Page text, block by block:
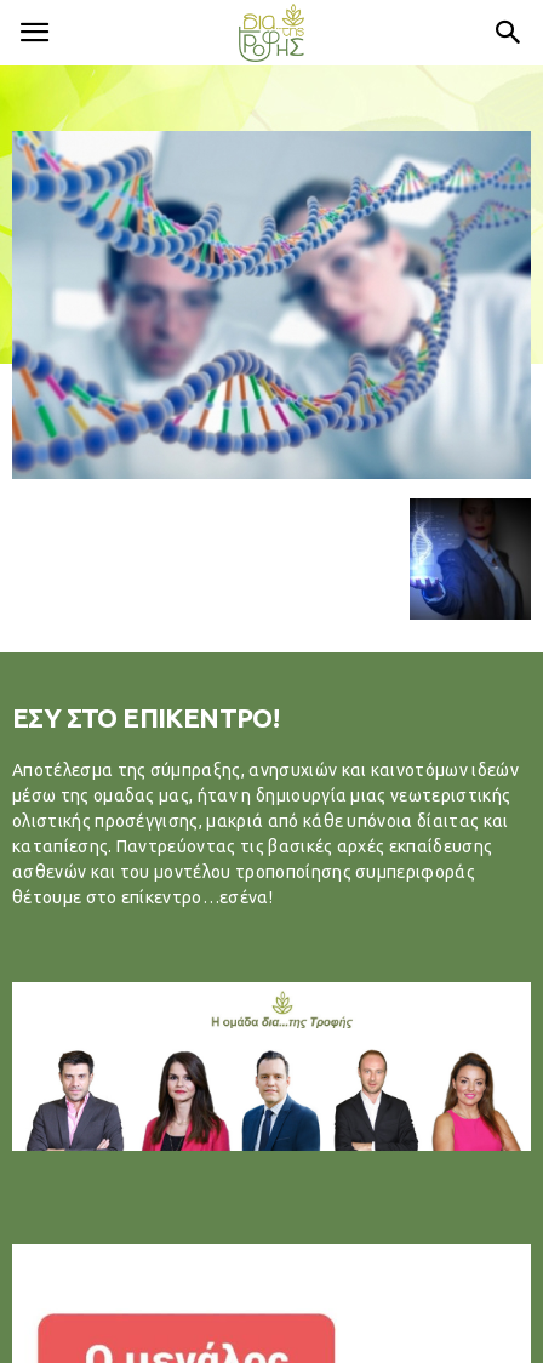
ΕΣΥ ΣΤΟ ΕΠΙΚΕΝΤΡΟ!
Αποτέλεσμα της σύμπραξης, ανησυχιών και καινοτόμων ιδεών
μέσω της ομαδας μας, ήταν η δημιουργία μιας νεωτεριστικής
ολιστικής προσέγγισης, μακριά από κάθε υπόνοια δίαιτας και
καταπίεσης. Παντρεύοντας τις βασικές αρχές εκπαίδευσης
ασθενών και του μοντέλου τροποποίησης συμπεριφοράς
θέτουμε στο επίκεντρο…εσένα!